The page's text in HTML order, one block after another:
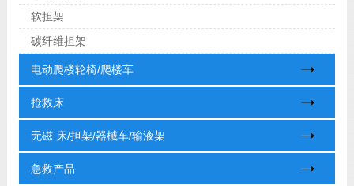
软担架
碳纤维担架
电动爬楼轮椅/爬楼车
抢救床
无磁 床/担架/器械车/输液架
急救产品